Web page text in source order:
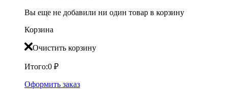
Вы еще не добавили ни один товар в корзину
Корзина
Очистить корзину
Итого:0 ₽
Оформить заказ